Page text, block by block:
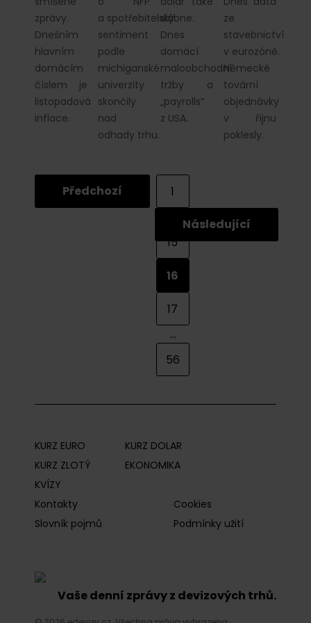
zprávy.
Dnešním
hlavním
domácím
číslem je
listopadová
inflace.
a spotřebitelský
sentiment
podle
michiganské
univerzity
skončily
nad
odhady trhu.
slábne.
Dnes
domácí
maloobchodní
tržby a
„payrolls“
z USA.
ze
stavebnictví
v eurozóně.
Německé
tovární
objednávky
v říjnu
poklesly.
Předchozí
1
15
16
17
...
56
Následující
KURZ EURO
KURZ DOLAR
KURZ ZLOTÝ
EKONOMIKA
KVÍZY
Kontakty
Cookies
Slovník pojmů
Podmínky užití
Vaše denní zprávy z devizových trhů.